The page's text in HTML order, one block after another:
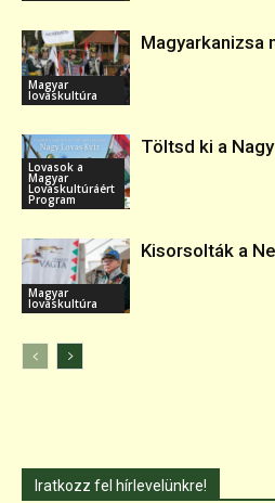
Magyar
lovaskultúra
Magyarkanizsa
Lovasok a
Magyar
Lovaskultúráért
Program
Töltsd ki a Nagy
Magyar
lovaskultúra
Kisorsolták a
Iratkozz fel hírlevelünkre!